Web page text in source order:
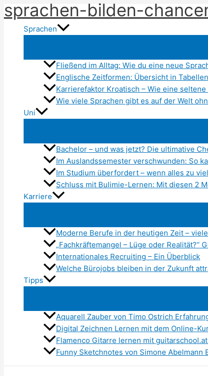
Zum
Inhalt
springen
sprachen-bilden-
Sprachen
Fließend im Alltag: Wie du eine neue
Englische Zeitformen: Übersicht in
Karrierefaktor Kroatisch – Wie eine
Wie viele Sprachen gibt es auf der Welt
Uni
Bachelor – und was jetzt? Die ultimative
Im Auslandssemester verschwunden: So
Im Studium überfordert – wenn alles zu
Schluss mit Bulimie-Lernen: Mit diesen 2
Karriere
Moderne Berufe in der heutigen Zeit –
„Fachkräftemangel – Lüge oder Realität?“
Internationales Recruiting – Ein Überblick
Welche Bürojobs bleiben in der Zukunft
Tipps
Aquarell Zauber von Timo Ostrich
Digital Zeichnen Lernen mit dem Online-
Flamenco Gitarre lernen mit
Funny Sketchnotes von Simone